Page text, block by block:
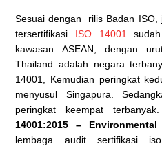
Sesuai dengan rilis Badan ISO,
tersertifikasi ISO 14001
kawasan ASEAN, dengan
Thailand adalah negara
14001, Kemudian peringkat
menyusul Singapura.
peringkat keempat
14001:2015 –
lembaga audit sertifikasi